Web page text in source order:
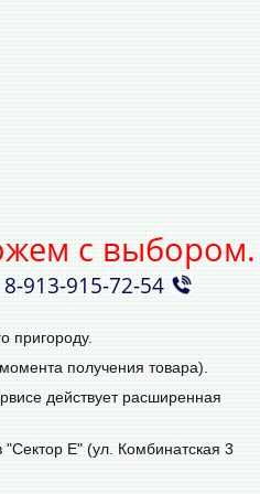
с выбором.
8‑913‑915‑72‑54
пригороду.
получения товара).
действует расширенная
Е" (ул. Комбинатская 3